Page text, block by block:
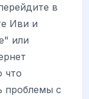
в
Иви и
или
что
проблемы с